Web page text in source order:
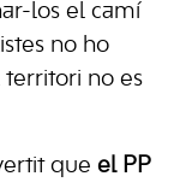
los el camí
no ho
no es
que el PP